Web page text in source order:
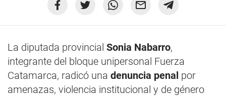
La diputada provincial Sonia Nabarro,
integrante del bloque unipersonal Fuerza
Catamarca, radicó una denuncia penal por
amenazas, violencia institucional y de género